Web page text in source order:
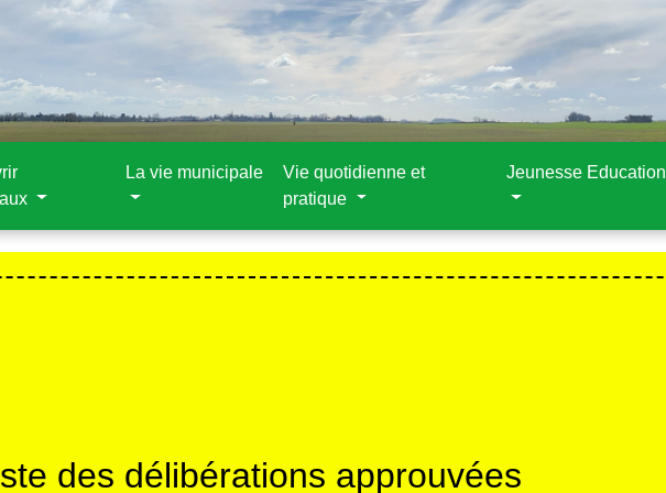
La vie municipale
Vie quotidienne et
pratique
Jeunesse Education
des délibérations approuvées